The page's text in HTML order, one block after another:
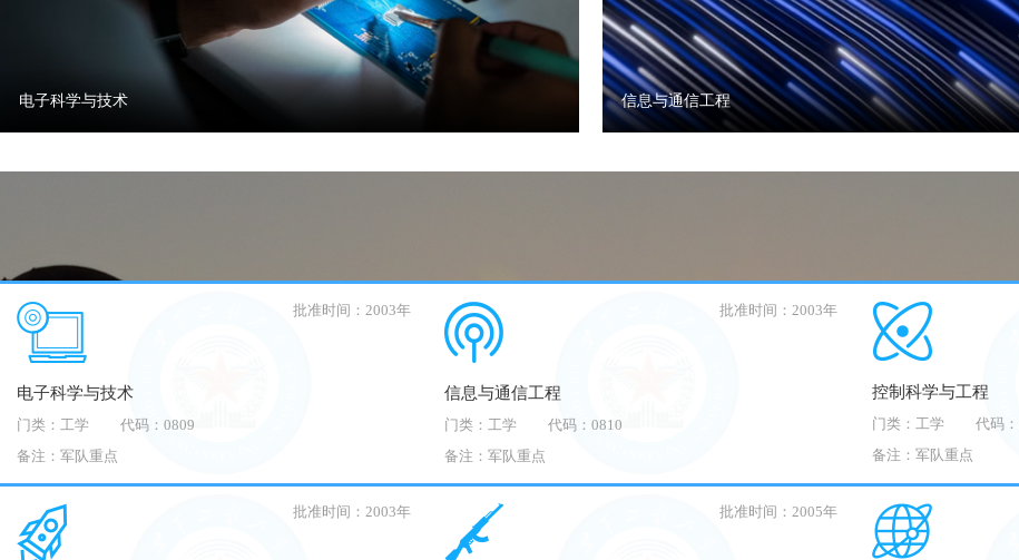
电子科学与技术 信息与通信工程
批准时间：2003年
电子科学与技术
门类：工学
代码：0809
备注：军队重点
批准时间：2003年
信息与通信工程
门类：工学
代码：0810
备注：军队重点
控制科学与工程
门类：工学
代码
备注：军队重点
批准时间：2003年 批准时间：2005年